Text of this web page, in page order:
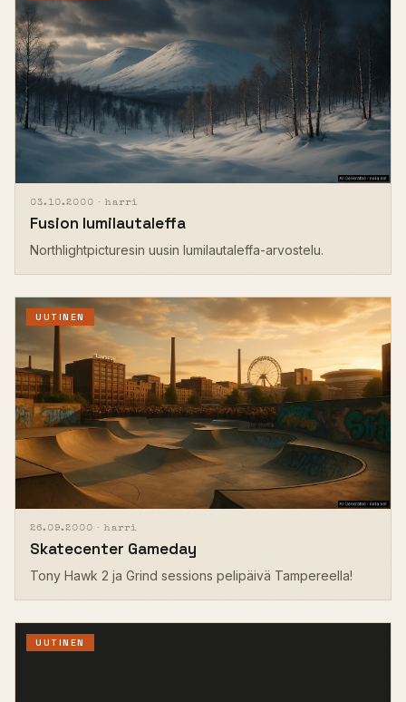
03.10.2000 · harri
Fusion lumilautaleffa
Northlightpicturesin uusin lumilautaleffa-arvostelu.
UUTINEN
26.09.2000 · harri
Skatecenter Gameday
Tony Hawk 2 ja Grind sessions pelipäivä Tampereella!
UUTINEN